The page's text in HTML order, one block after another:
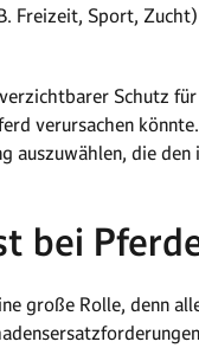
Freizeit, Sport,
Schutz
verursachen
auszuwählen, die
bei
große Rolle, denn